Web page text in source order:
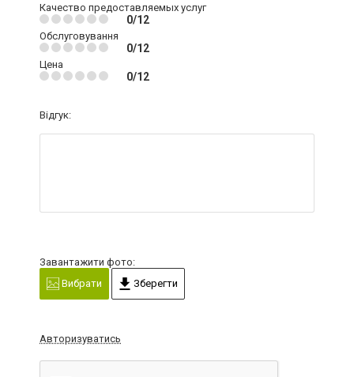
Качество предоставляемых услуг
0/12
Обслуговування
0/12
Цена
0/12
Відгук:
Завантажити фото:
Вибрати
Зберегти
Авторизуватись